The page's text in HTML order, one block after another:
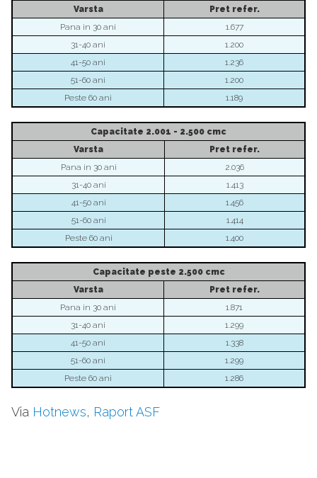
Varsta
Pret refer.
Pana in 30 ani
1.677
31-40 ani
1.200
41-50 ani
1.236
51-60 ani
1.200
Peste 60 ani
1.189
Capacitate 2.001 - 2.500 cmc
Varsta
Pret refer.
Pana in 30 ani
2.036
31-40 ani
1.413
41-50 ani
1.456
51-60 ani
1.414
Peste 60 ani
1.400
Capacitate peste 2.500 cmc
Varsta
Pret refer.
Pana in 30 ani
1.871
31-40 ani
1.299
41-50 ani
1.338
51-60 ani
1.299
Peste 60 ani
1.286
Via Hotnews, Raport ASF